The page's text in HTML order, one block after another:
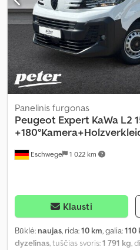
priešrūkiniai žibintai, statymo
suodžių filtras, sėdynės
stiprintuvas,
Eschwege 1 022 km
Panelinis furgonas
Peugeot Expert KaWa L2
Klausti
Būklė: naujas, rida:10 km, galia:110
dyzelinas, tuščias svoris:1 791 kg,